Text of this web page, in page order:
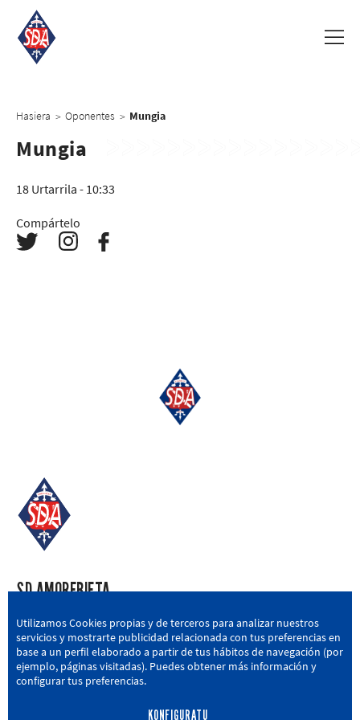
Hasiera > Oponentes > Mungia
Mungia
18 Urtarrila - 10:33
Compártelo
SD AMOREBIETA
San Miguel Kalea, 16, 48340 Amorebieta, Bizkaia
946 604 751 | sda@sdamorebieta.eus
Utilizamos Cookies propias y de terceros para analizar nuestros
servicios y mostrarte publicidad relacionada con tus preferencias en
base a un perfil elaborado a partir de tus hábitos de navegación (por
ejemplo, páginas visitadas). Puedes obtener más información y
configurar tus preferencias.
KONFIGURATU